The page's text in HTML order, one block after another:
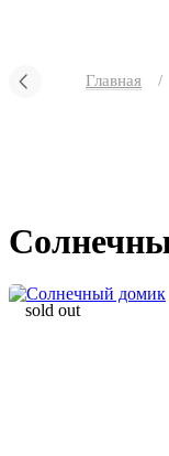
Главная /
sold out